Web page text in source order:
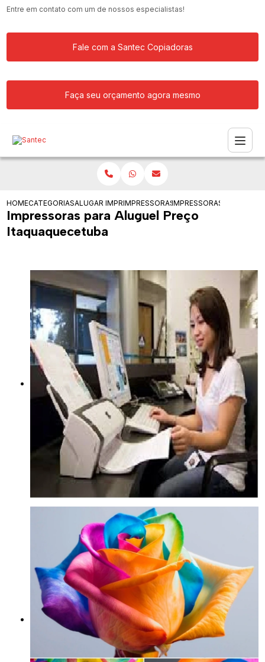
Entre em contato com um de nossos especialistas!
Fale com a Santec Copiadoras
Faça seu orçamento agora mesmo
HOMECATEGORIASALUGAR IMPRESSORAIMPRESSORAS PARA EMPRESA DE
IMPRESSORAS PARA
Impressoras para Aluguel Preço
Itaquaquecetuba